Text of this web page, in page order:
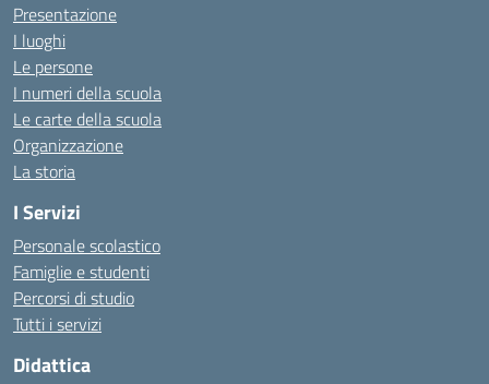
Presentazione
I luoghi
Le persone
I numeri della scuola
Le carte della scuola
Organizzazione
La storia
I Servizi
Personale scolastico
Famiglie e studenti
Percorsi di studio
Tutti i servizi
Didattica